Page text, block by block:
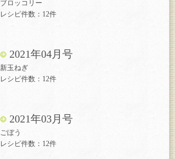
ブロッコリー
レシピ件数：12件
2021年04月号
新玉ねぎ
レシピ件数：12件
2021年03月号
ごぼう
レシピ件数：12件